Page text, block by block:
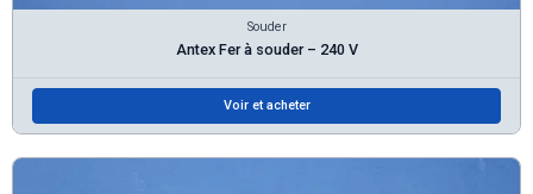
Souder
Antex Fer à souder – 240 V
Voir et acheter